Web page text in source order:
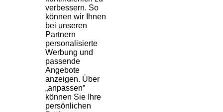
verbessern. So
können wir Ihnen
bei unseren
Partnern
personalisierte
Werbung und
passende
Angebote
anzeigen. Über
„anpassen”
können Sie Ihre
persönlichen